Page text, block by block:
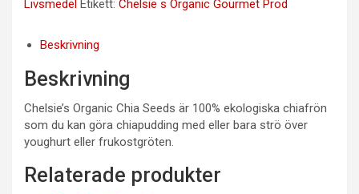
Livsmedel Etikett: Chelsie s Organic Gourmet Prod
Beskrivning
Beskrivning
Chelsie’s Organic Chia Seeds är 100% ekologiska chiafrön
som du kan göra chiapudding med eller bara strö över
youghurt eller frukostgröten.
Relaterade produkter